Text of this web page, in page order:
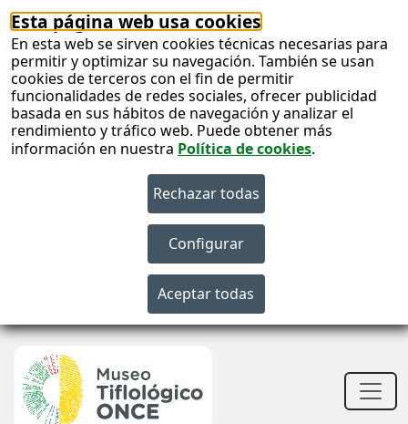
Esta página web usa cookies
En esta web se sirven cookies técnicas necesarias para
permitir y optimizar su navegación. También se usan
cookies de terceros con el fin de permitir
funcionalidades de redes sociales, ofrecer publicidad
basada en sus hábitos de navegación y analizar el
rendimiento y tráfico web. Puede obtener más
información en nuestra Política de cookies.